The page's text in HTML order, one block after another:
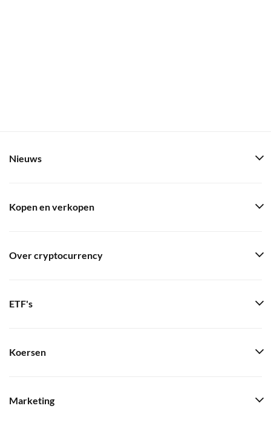
Nieuws
Kopen en verkopen
Over cryptocurrency
ETF's
Koersen
Marketing